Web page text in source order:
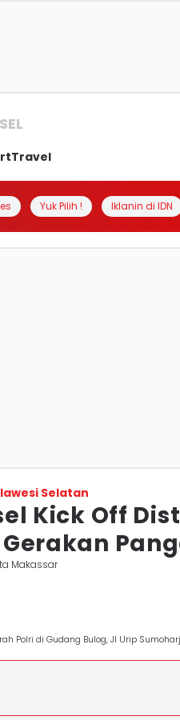
Travel
Yuk Pilih ! Iklanin di IDN
Selatan
Kick Off
Gerakan
Makassar
Polri di Gudang Bulog, Jl Urip